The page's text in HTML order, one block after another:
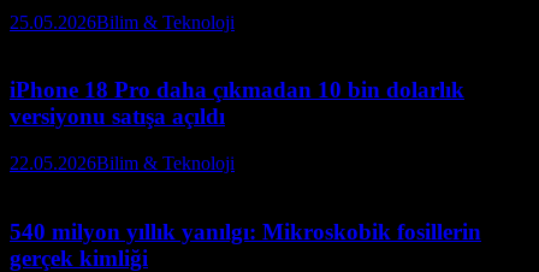
25.05.2026Bilim & Teknoloji
iPhone 18 Pro daha çıkmadan 10 bin dolarlık
versiyonu satışa açıldı
22.05.2026Bilim & Teknoloji
540 milyon yıllık yanılgı: Mikroskobik fosillerin
gerçek kimliği